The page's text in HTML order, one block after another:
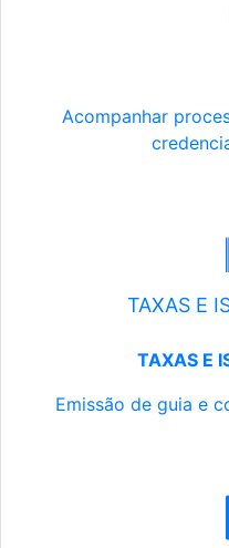
Acompanhar
TAXAS E
TAXAS E
Emissão de guia e